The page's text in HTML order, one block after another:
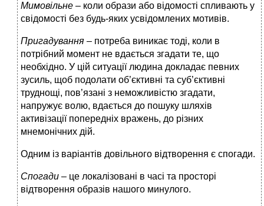
Мимовільне – коли образи або відомості спливають у
свідомості без будь-яких усвідомлених мотивів.
Пригадування – потреба виникає тоді, коли в
потрібний момент не вдається згадати те, що
необхідно. У цій ситуації людина докладає певних
зусиль, щоб подолати об’єктивні та суб’єктивні
труднощі, пов’язані з неможливістю згадати,
напружує волю, вдається до пошуку шляхів
активізації попередніх вражень, до різних
мнемонічних дій.
Одним із варіантів довільного відтворення є спогади.
Спогади – це локалізовані в часі та просторі
відтворення образів нашого минулого.